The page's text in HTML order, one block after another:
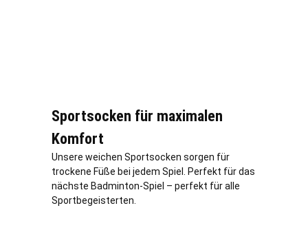
Sportsocken für maximalen
Komfort
Unsere weichen Sportsocken sorgen für
trockene Füße bei jedem Spiel. Perfekt für das
nächste Badminton-Spiel – perfekt für alle
Sportbegeisterten.